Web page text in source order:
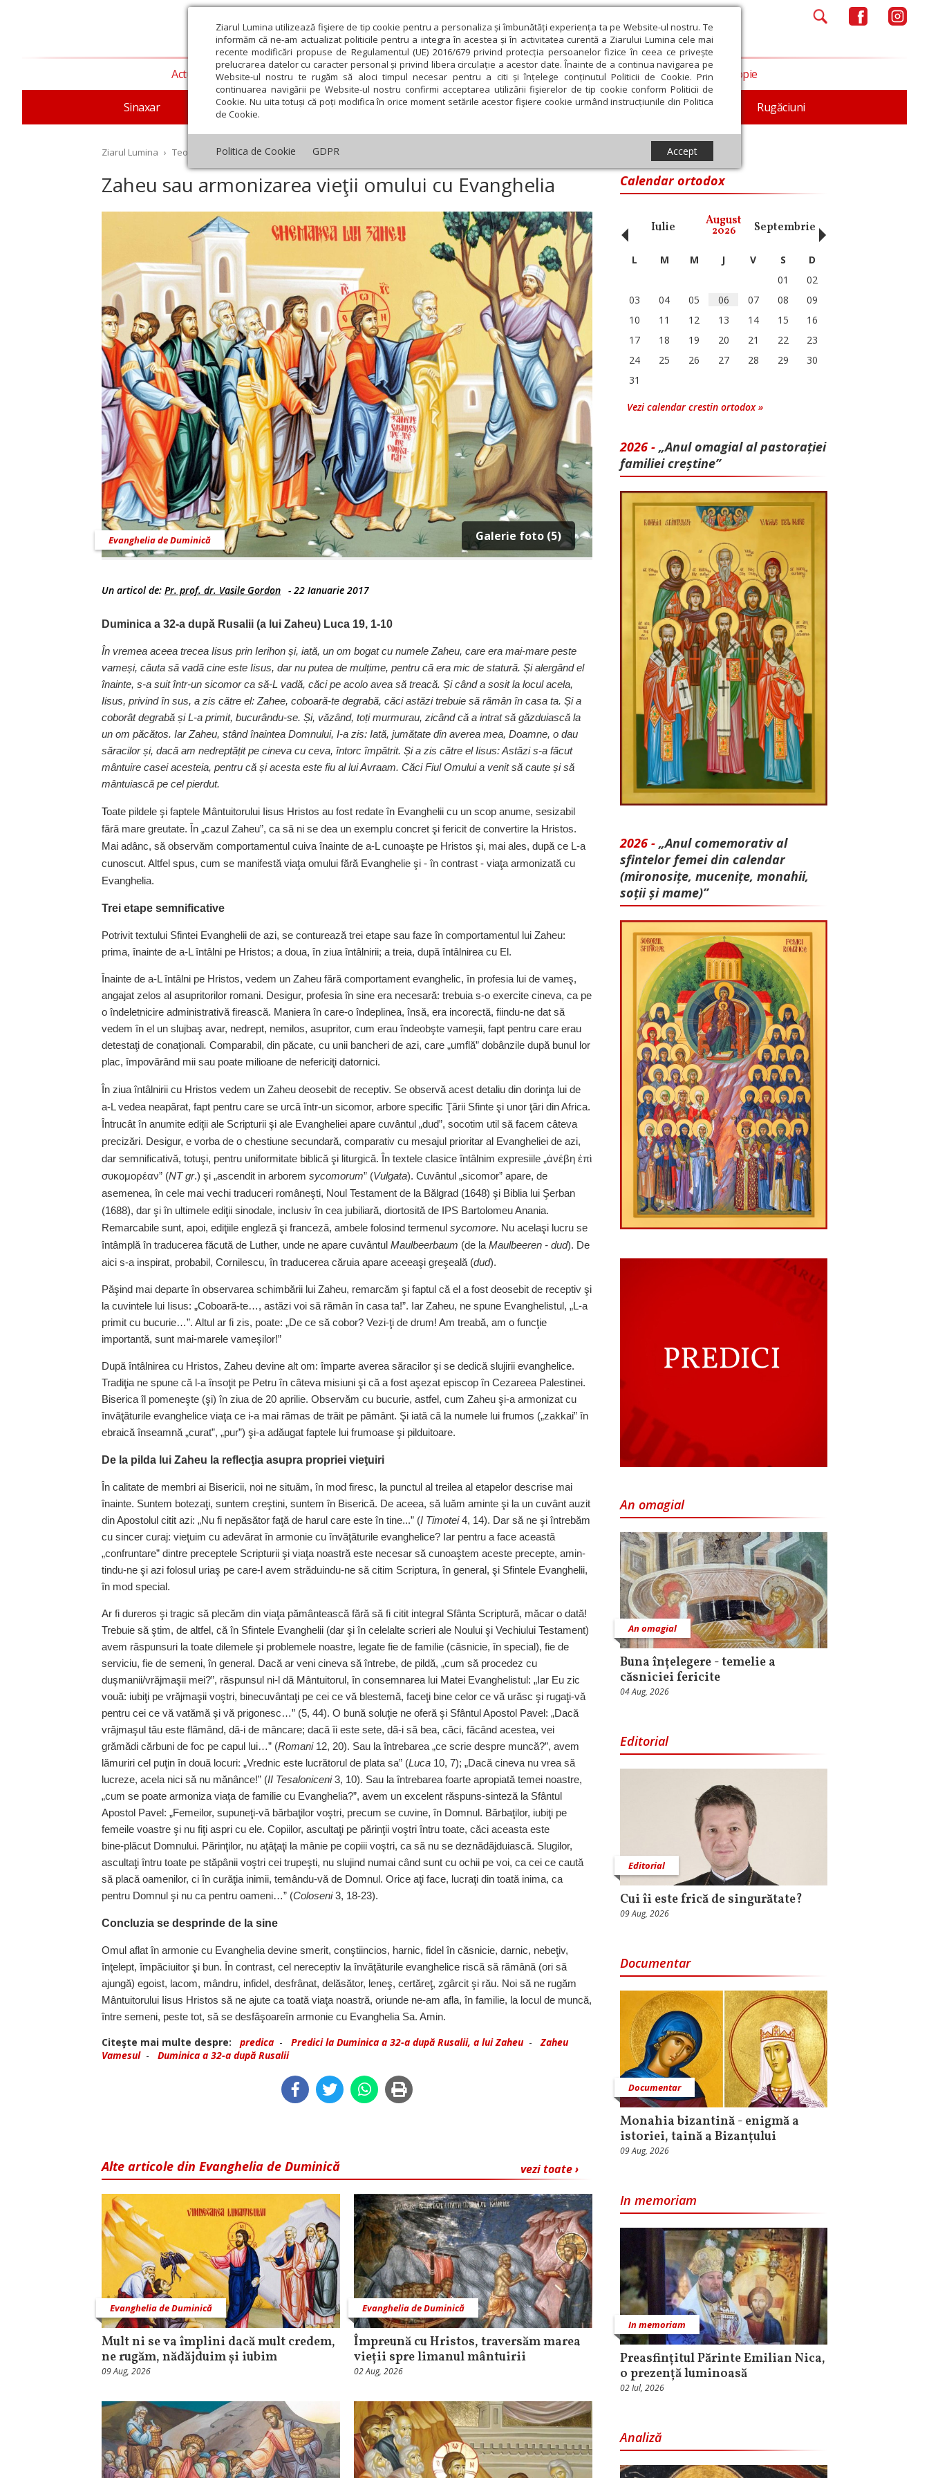
Ziarul Lumina utilizează fişiere de tip cookie pentru a personaliza și îmbunătăți experiența ta pe Website-ul nostru. Te
informăm că ne-am actualizat politicile pentru a integra în acestea și în activitatea curentă a Ziarului Lumina cele mai
recente modificări propuse de Regulamentul (UE) 2016/679 privind protecția persoanelor fizice în ceea ce privește
prelucrarea datelor cu caracter personal și privind libera circulație a acestor date. Înainte de a continua navigarea pe
Website-ul nostru te rugăm să aloci timpul necesar pentru a citi și înțelege conținutul Politicii de Cookie. Prin
continuarea navigării pe Website-ul nostru confirmi acceptarea utilizării fişierelor de tip cookie conform Politicii de
Cookie. Nu uita totuși că poți modifica în orice moment setările acestor fişiere cookie urmând instrucțiunile din Politica
de Cookie.
Politica de Cookie GDPR Accept
Actualitate religioasă Teologie și spiritualitate
Sinaxar Apostolul zilei Evanghelia zilei Evanghelia de Duminică Theologica Liturgica Patristica Rugăciuni
Educaţie și Cultură Societate Opinii Filantropie
Ziarul Lumina › Teologie și spiritualitate › Evanghelia de Duminică
Zaheu sau armonizarea vieţii omului cu Evanghelia
Galerie foto (5)
Evanghelia de Duminică
Un articol de: Pr. prof. dr. Vasile Gordon - 22 Ianuarie 2017
Duminica a 32‑a după Rusalii (a lui Zaheu) Luca 19, 1‑10
În vremea aceea trecea Iisus prin Ierihon și, iată, un om bogat cu numele Zaheu, care era mai‑mare peste
vameși, căuta să vadă cine este Iisus, dar nu putea de mulțime, pentru că era mic de statură. Și alergând el
înainte, s‑a suit într‑un sicomor ca să‑L vadă, căci pe acolo avea să treacă. Și când a sosit la locul acela,
Iisus, privind în sus, a zis către el: Zahee, coboară‑te degrabă, căci astăzi trebuie să rămân în casa ta. Și a
coborât degrabă și L‑a primit, bucurându‑se. Și, văzând, toți murmurau, zicând că a intrat să găzduiască la
un om păcătos. Iar Zaheu, stând înaintea Domnului, I‑a zis: Iată, jumătate din averea mea, Doamne, o dau
săracilor și, dacă am nedreptățit pe cineva cu ceva, întorc împătrit. Și a zis către el Iisus: Astăzi s‑a făcut
mântuire casei acesteia, pentru că și acesta este fiu al lui Avraam. Căci Fiul Omului a venit să caute și să
mântuiască pe cel pierdut.
Toate pildele şi faptele Mântuitorului Iisus Hristos au fost redate în Evanghelii cu un scop anume, sesizabil
fără mare greutate. În „cazul Zaheu”, ca să ni se dea un exemplu concret şi fericit de convertire la Hristos.
Mai adânc, să observăm comportamentul cuiva înainte de a‑L cunoaşte pe Hristos şi, mai ales, după ce L‑a
cunoscut. Altfel spus, cum se manifestă viaţa omului fără Evanghelie şi - în contrast - viaţa armonizată cu
Evanghelia.
Trei etape semnificative
Potrivit textului Sfintei Evanghelii de azi, se conturează trei etape sau faze în comportamentul lui Zaheu:
prima, înainte de a‑L întâlni pe Hristos; a doua, în ziua întâlnirii; a treia, după întâlnirea cu El.
Înainte de a‑L întâlni pe Hristos, vedem un Zaheu fără comportament evanghelic, în profesia lui de vameş,
angajat zelos al asupritorilor romani. Desigur, profesia în sine era necesară: trebuia s‑o exercite cineva, ca pe
o îndeletnicire administrativă firească. Maniera în care‑o îndeplinea, însă, era incorectă, fiindu‑ne dat să
vedem în el un slujbaş avar, nedrept, nemilos, asupritor, cum erau îndeobşte vameşii, fapt pentru care erau
detestaţi de conaţionali. Comparabil, din păcate, cu unii bancheri de azi, care „umflă” dobânzile după bunul lor
plac, împovărând mii sau poate milioane de nefericiţi datornici.
În ziua întâlnirii cu Hristos vedem un Zaheu deosebit de receptiv. Se observă acest detaliu din dorinţa lui de
a‑L vedea neapărat, fapt pentru care se urcă într‑un sicomor, arbore specific Ţării Sfinte şi unor ţări din Africa.
Întrucât în anumite ediţii ale Scripturii şi ale Evangheliei apare cuvântul „dud”, socotim util să facem câteva
precizări. De­sigur, e vorba de o chestiune secundară, comparativ cu mesajul prioritar al Evangheliei de azi,
dar semnificativă, totuşi, pentru uniformitate biblică şi liturgică. În textele clasice întâlnim expresiile „ἀνέβη ἐπὶ
συκομορέαν” (NT gr.) şi „ascendit in arborem sycomorum” (Vulgata). Cuvântul „sicomor” apare, de
asemenea, în cele mai vechi traduceri româneşti, Noul Testament de la Bălgrad (1648) şi Biblia lui Şerban
(1688), dar şi în ultimele ediţii sinodale, inclusiv în cea jubiliară, diortosită de IPS Bartolomeu Anania.
Remarcabile sunt, apoi, ediţiile engleză şi franceză, ambele folosind termenul sycomore. Nu acelaşi lucru se
întâmplă în traducerea făcută de Luther, unde ne apare cuvântul Maulbeerbaum (de la Maulbeeren - dud). De
aici s‑a inspirat, probabil, Cornilescu, în traducerea căruia apare aceeaşi greşeală (dud).
Păşind mai departe în observarea schimbării lui Zaheu, remarcăm şi faptul că el a fost deosebit de receptiv şi
la cuvintele lui Iisus: „Coboară‑te…, astăzi voi să rămân în casa ta!”. Iar Zaheu, ne spune Evanghelistul, „L‑a
primit cu bucurie…”. Altul ar fi zis, poate: „De ce să cobor? Vezi‑ţi de drum! Am treabă, am o funcţie
importantă, sunt mai‑marele vameşilor!”
După întâlnirea cu Hristos, Zaheu devine alt om: împarte averea săracilor şi se dedică slujirii evanghelice.
Tradiţia ne spune că l‑a însoţit pe Petru în câteva misiuni şi că a fost aşezat episcop în Cezareea Palestinei.
Biserica îl pomeneşte (şi) în ziua de 20 aprilie. Observăm cu bucurie, astfel, cum Zaheu şi‑a armonizat cu
învăţăturile evanghelice viaţa ce i‑a mai rămas de trăit pe pământ. Şi iată că la numele lui frumos („zakkai” în
ebraică înseamnă „curat”, „pur”) şi‑a adăugat faptele lui frumoase şi pilduitoare.
De la pilda lui Zaheu la reflecţia asupra propriei vieţuiri
În calitate de membri ai Bisericii, noi ne situăm, în mod firesc, la punctul al treilea al etapelor descrise mai
înainte. Suntem botezaţi, suntem creştini, suntem în Biserică. De aceea, să luăm aminte şi la un cuvânt auzit
din Apostolul citit azi: „Nu fi nepăsător faţă de harul care este în tine...” (I Timotei4, 14). Dar să ne şi întrebăm
cu sincer curaj: vieţuim cu adevărat în armonie cu învăţăturile evanghelice? Iar pentru a face această
„confruntare” dintre preceptele Scripturii şi viaţa noastră este necesar să cunoaştem aceste precepte, a­min­­
tindu‑ne şi azi folosul uriaş pe care‑l avem străduindu‑ne să citim Scriptura, în general, şi Sfintele Evanghelii,
în mod special.
Ar fi dureros şi tragic să plecăm din viaţa pământească fără să fi citit integral Sfânta Scriptură, măcar o dată!
Trebuie să ştim, de altfel, că în Sfintele Evanghelii (dar şi în celelalte scrieri ale Noului şi Vechiului Testament)
avem răspunsuri la toate dilemele şi problemele noastre, legate fie de familie (căsnicie, în special), fie de
serviciu, fie de semeni, în general. Dacă ar veni cineva să întrebe, de pildă, „cum să procedez cu
duşmanii/vrăjmaşii mei?”, răspunsul ni‑l dă Mântuitorul, în consemnarea lui Matei Evanghelistul: „Iar Eu zic
vouă: iubiţi pe vrăjmaşii voştri, binecuvântaţi pe cei ce vă blestemă, faceţi bine celor ce vă urăsc şi rugaţi‑vă
pentru cei ce vă vatămă şi vă prigonesc…” (5, 44). O bună soluţie ne oferă şi Sfântul Apostol Pavel: „Dacă
vrăjmaşul tău este flămând, dă‑i de mâncare; dacă îi este sete, dă‑i să bea, căci, făcând acestea, vei
grămădi cărbuni de foc pe capul lui…” (Romani12, 20). Sau la întrebarea „ce scrie despre muncă?”, avem
lămuriri cel puţin în două locuri: „Vrednic este lucrătorul de plata sa” (Luca 10, 7); „Dacă cineva nu vrea să
lucreze, acela nici să nu mănânce!” (II Tesaloniceni3, 10). Sau la întrebarea foarte apropiată temei noastre,
„cum se poate armoniza viaţa de familie cu Evanghelia?”, avem un excelent răspuns‑sinteză la Sfântul
Apostol Pavel: „Femeilor, supuneţi‑vă bărbaţilor voştri, precum se cuvine, în Domnul. Bărbaţilor, iubiţi pe
femeile voastre şi nu fiţi aspri cu ele. Copiilor, ascultaţi pe părinţii voştri întru toate, căci aceasta este
bine‑plăcut Domnului. Părinţilor, nu aţâţaţi la mânie pe copiii voştri, ca să nu se deznădăjduiască. Slugilor,
ascultaţi întru toate pe stăpânii voştri cei trupeşti, nu slujind numai când sunt cu ochii pe voi, ca cei ce caută
să placă oamenilor, ci în curăţia inimii, temându‑vă de Domnul. Orice aţi face, lucraţi din toată inima, ca
pentru Domnul şi nu ca pentru oameni…” (Coloseni3, 18‑23).
Concluzia se desprinde de la sine
Omul aflat în armonie cu Evanghelia devine smerit, conştiincios, harnic, fidel în căsnicie, darnic, nebeţiv,
înţelept, împăciuitor şi bun. În contrast, cel nereceptiv la învăţăturile evanghelice riscă să rămână (ori să
ajungă) egoist, lacom, mândru, infidel, desfrânat, delăsător, leneş, certăreţ, zgârcit şi rău. Noi să ne rugăm
Mântuitorului Iisus Hristos să ne ajute ca toată viaţa noastră, oriunde ne‑am afla, în familie, la locul de muncă,
între semeni, peste tot, să se desfăşoareîn armonie cu Evanghelia Sa. Amin.
Citeşte mai multe despre: predica - Predici la Duminica a 32-a după Rusalii, a lui Zaheu- Zaheu
Vamesul- Duminica a 32-a după Rusalii
vezi toate ›
Alte articole din Evanghelia de Duminică
Evanghelia de Duminică
Mult ni se va împlini dacă mult credem,
ne rugăm, nădăjduim și iubim
09 Aug, 2026
Evanghelia de Duminică
Împreună cu Hristos, traversăm marea
vieții spre limanul mântuirii
02 Aug, 2026
Calendar ortodox
Noiembrie Decembrie Ianuarie Februarie Martie Aprilie Mai Iunie Iulie August
2026 Septembrie Octombrie
‹ L M M J V S
D
01
02
03
04 05 06 07 08
09
10
11 12 13 14 15
16
17
18 19 20 21 22
23
24
25 26 27 28 29
30
31
Vezi calendar crestin ortodox »
2026 - „Anul omagial al pastorației
familiei creștine”
2026 - „Anul comemorativ al
sfintelor femei din calendar
(mironosițe, mu­cenițe, monahii,
soții și mame)”
An omagial
An omagial
Buna înțelegere - temelie a
căsniciei fericite
04 Aug, 2026
Editorial
Editorial
Cui îi este frică de singurătate?
09 Aug, 2026
Documentar
Documentar
Monahia bizantină - enigmă a
istoriei, taină a Bizanțului
09 Aug, 2026
In memoriam
In memoriam
Preasfințitul Părinte Emilian Nica,
o prezență luminoasă
02 Iul, 2026
Analiză